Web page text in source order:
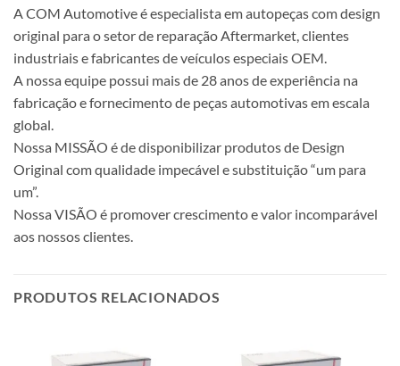
A COM Automotive é especialista em autopeças com design
original para o setor de reparação Aftermarket, clientes
industriais e fabricantes de veículos especiais OEM.
A nossa equipe possui mais de 28 anos de experiência na
fabricação e fornecimento de peças automotivas em escala
global.
Nossa MISSÃO é de disponibilizar produtos de Design
Original com qualidade impecável e substituição “um para
um”.
Nossa VISÃO é promover crescimento e valor incomparável
aos nossos clientes.
PRODUTOS RELACIONADOS